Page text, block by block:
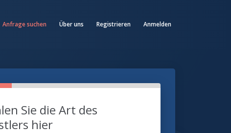
Anfrage suchen Über uns Registrieren Anmelden
Sie die Art des
hier